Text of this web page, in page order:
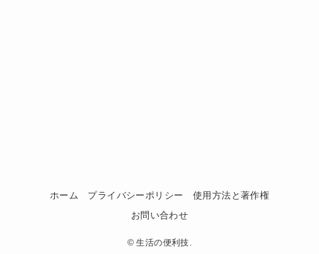
ホーム プライバシーポリシー
使用方法と著作権
お問い合わせ
© 生活の便利技.